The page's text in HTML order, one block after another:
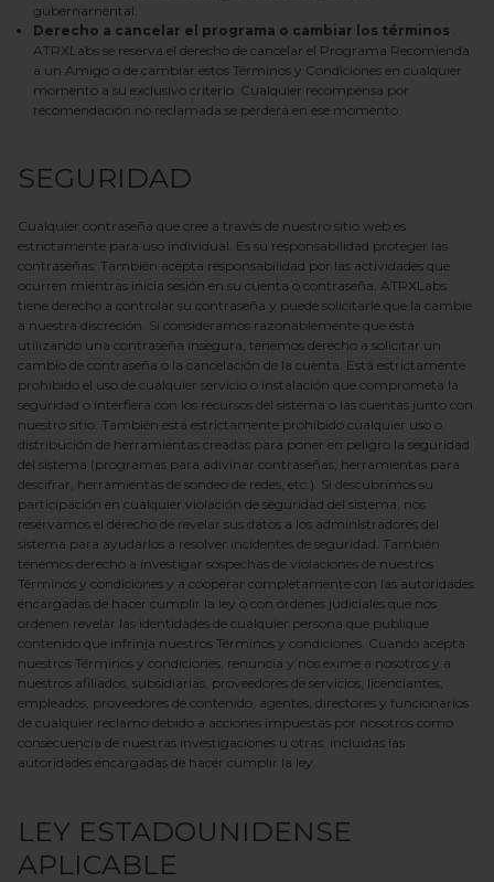
gubernamental.
Derecho a cancelar el programa o cambiar los términos
ATRXLabs se reserva el derecho de cancelar el Programa Recomienda
a un Amigo o de cambiar estos Términos y Condiciones en cualquier
momento a su exclusivo criterio. Cualquier recompensa por
recomendación no reclamada se perderá en ese momento.
SEGURIDAD
Cualquier contraseña que cree a través de nuestro sitio web es
estrictamente para uso individual. Es su responsabilidad proteger las
contraseñas; También acepta responsabilidad por las actividades que
ocurren mientras inicia sesión en su cuenta o contraseña. ATRXLabs
tiene derecho a controlar su contraseña y puede solicitarle que la cambie
a nuestra discreción. Si consideramos razonablemente que está
utilizando una contraseña insegura, tenemos derecho a solicitar un
cambio de contraseña o la cancelación de la cuenta. Está estrictamente
prohibido el uso de cualquier servicio o instalación que comprometa la
seguridad o interfiera con los recursos del sistema o las cuentas junto con
nuestro sitio. También está estrictamente prohibido cualquier uso o
distribución de herramientas creadas para poner en peligro la seguridad
del sistema (programas para adivinar contraseñas, herramientas para
descifrar, herramientas de sondeo de redes, etc.). Si descubrimos su
participación en cualquier violación de seguridad del sistema, nos
reservamos el derecho de revelar sus datos a los administradores del
sistema para ayudarlos a resolver incidentes de seguridad. También
tenemos derecho a investigar sospechas de violaciones de nuestros
Términos y condiciones y a cooperar completamente con las autoridades
encargadas de hacer cumplir la ley o con órdenes judiciales que nos
ordenen revelar las identidades de cualquier persona que publique
contenido que infrinja nuestros Términos y condiciones. Cuando acepta
nuestros Términos y condiciones, renuncia y nos exime a nosotros y a
nuestros afiliados, subsidiarias, proveedores de servicios, licenciantes,
empleados, proveedores de contenido, agentes, directores y funcionarios
de cualquier reclamo debido a acciones impuestas por nosotros como
consecuencia de nuestras investigaciones u otras, incluidas las
autoridades encargadas de hacer cumplir la ley.
LEY ESTADOUNIDENSE
APLICABLE